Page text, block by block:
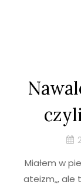
Miałem w
ateizm„, ale